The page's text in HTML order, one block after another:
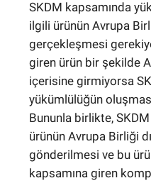
SKDM kapsamında
ilgili ürünün Avrupa
gerçekleşmesi
giren ürün bir şekilde
içerisine girmiyorsa
yükümlülüğün
Bununla birlikte,
ürünün Avrupa Birliği
gönderilmesi ve bu
kapsamına giren